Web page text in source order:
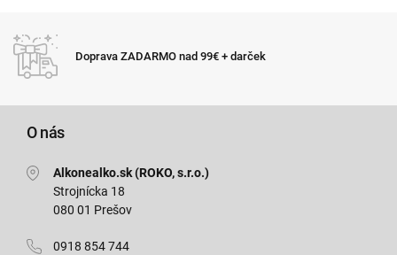
Doprava ZADARMO nad 99€ + darček
O nás
Alkonealko.sk (ROKO, s.r.o.)
Strojnícka 18
080 01 Prešov
0918 854 744